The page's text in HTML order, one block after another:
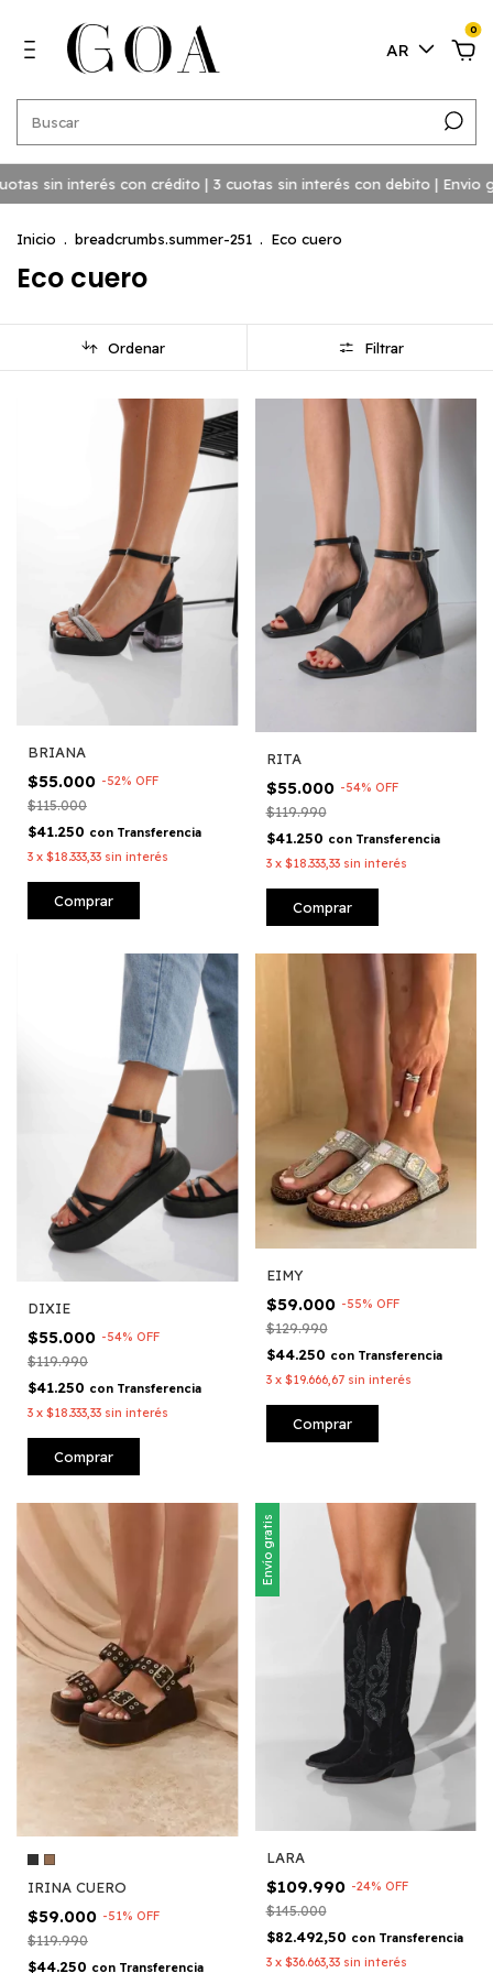
AR
0
sin interés con crédito | 3 cuotas sin interés con debito | Envio
Inicio . breadcrumbs.summer-251 . Eco cuero
Eco cuero
Ordenar Filtrar
BRIANA
$55.000 -52% OFF
$115.000
$41.250 con Transferencia
3 x $18.333,33 sin interés
Comprar
RITA
$55.000 -54% OFF
$119.990
$41.250 con Transferencia
3 x $18.333,33 sin interés
Comprar
DIXIE
$55.000 -54% OFF
$119.990
$41.250 con Transferencia
3 x $18.333,33 sin interés
Comprar
EIMY
$59.000 -55% OFF
$129.990
$44.250 con Transferencia
3 x $19.666,67 sin interés
Comprar
IRINA CUERO
$59.000 -51% OFF
$119.990
$44.250 con Transferencia
Envío gratis
LARA
$109.990 -24% OFF
$145.000
$82.492,50 con Transferencia
3 x $36.663,33 sin interés